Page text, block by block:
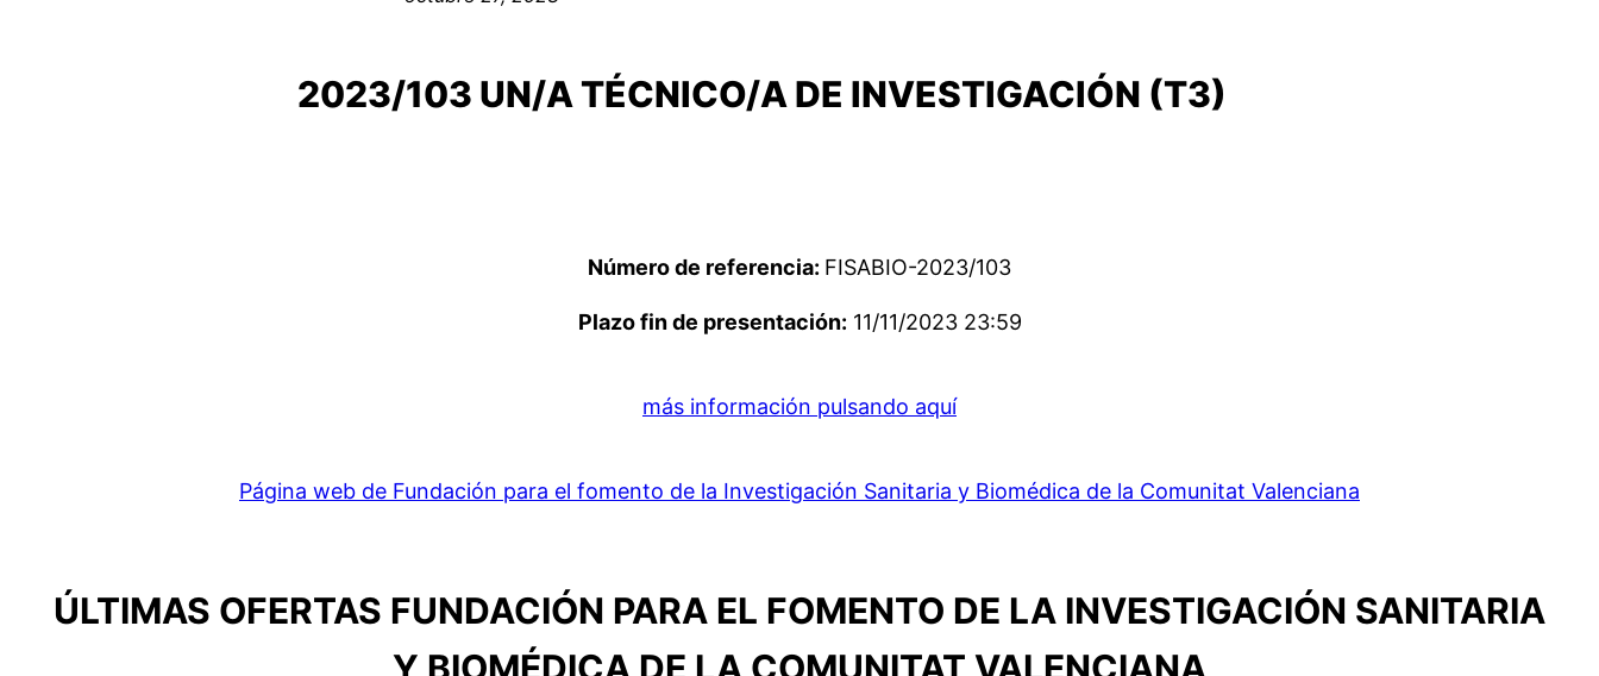
2023/103 UN/A TÉCNICO/A DE INVESTIGACIÓN (T3)
Número de referencia: FISABIO-2023/103
Plazo fin de presentación: 11/11/2023 23:59
más información pulsando aquí
Página web de Fundación para el fomento de la Investigación Sanitaria y Biomédica de la Comunitat Valenciana
ÚLTIMAS OFERTAS FUNDACIÓN PARA EL FOMENTO DE LA INVESTIGACIÓN SANITARIA
Y BIOMÉDICA DE LA COMUNITAT VALENCIANA